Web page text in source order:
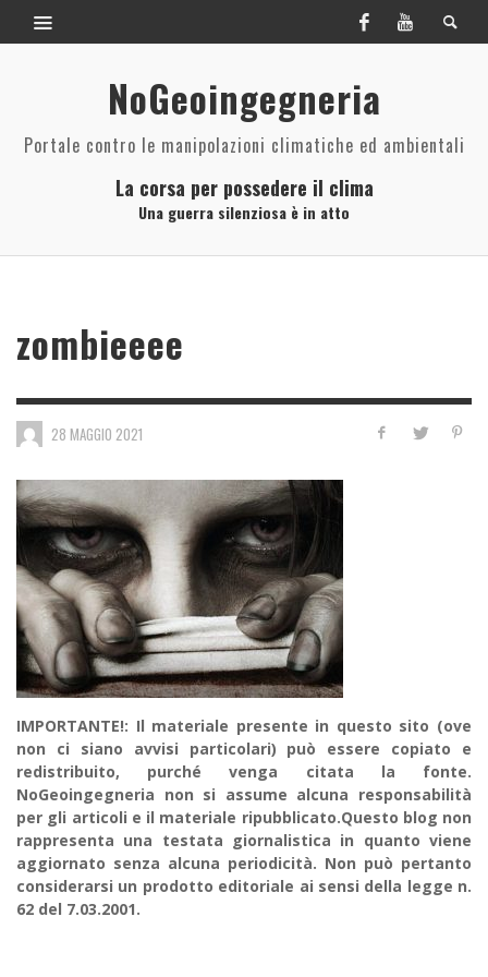
NoGeoingegneria
Portale contro le manipolazioni climatiche ed ambientali
La corsa per possedere il clima
Una guerra silenziosa è in atto
zombieeee
28 MAGGIO 2021
IMPORTANTE!: Il materiale presente in questo sito (ove
non ci siano avvisi particolari) può essere copiato e
redistribuito, purché venga citata la fonte.
NoGeoingegneria non si assume alcuna responsabilità
per gli articoli e il materiale ripubblicato.Questo blog non
rappresenta una testata giornalistica in quanto viene
aggiornato senza alcuna periodicità. Non può pertanto
considerarsi un prodotto editoriale ai sensi della legge n.
62 del 7.03.2001.